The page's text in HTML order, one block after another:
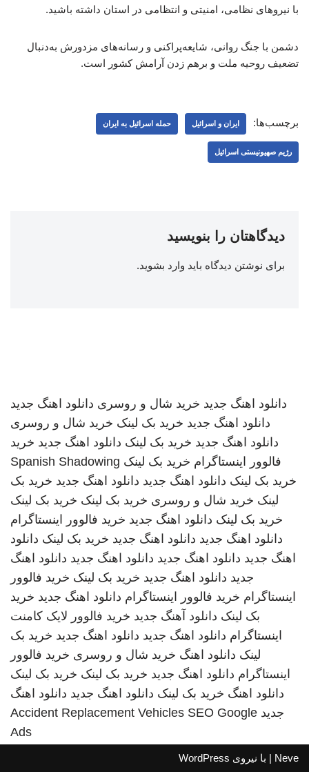
با نیروهای نظامی، امنیتی و انتظامی در استان داشته باشید.
دشمن با جنگ روانی، شایعه‌پراکنی و رسانه‌های مزدورش به‌دنبال
تضعیف روحیه ملت و برهم زدن آرامش کشور است.
برچسب‌ها: ایران و اسرائیل حمله اسرائیل به ایران
رژیم صهیونیستی اسرائیل
دیدگاهتان را بنویسید
برای نوشتن دیدگاه باید وارد بشوید.
دانلود اهنگ جدید خرید شال و روسری دانلود اهنگ جدید
دانلود اهنگ جدید خرید بک لینک خرید شال و روسری
دانلود اهنگ جدید خرید بک لینک دانلود اهنگ جدید خرید
فالوور اینستاگرام خرید بک لینک Spanish Shadowing
خرید بک لینک دانلود اهنگ جدید دانلود اهنگ جدید خرید بک
لینک خرید شال و روسری خرید بک لینک خرید بک لینک
خرید بک لینک دانلود اهنگ جدید خرید فالوور اینستاگرام
دانلود اهنگ جدید دانلود اهنگ جدید خرید بک لینک دانلود
اهنگ جدید دانلود اهنگ جدید دانلود اهنگ جدید دانلود اهنگ
جدید دانلود اهنگ جدید خرید بک لینک خرید فالوور
اینستاگرام خرید فالوور اینستاگرام دانلود اهنگ جدید خرید
بک لینک دانلود آهنگ جدید خرید فالوور لایک کامنت
اینستاگرام دانلود اهنگ جدید دانلود اهنگ جدید خرید بک
لینک دانلود اهنگ خرید شال و روسری خرید فالوور
اینستاگرام دانلود اهنگ جدید خرید بک لینک خرید بک لینک
دانلود اهنگ خرید بک لینک دانلود اهنگ جدید دانلود اهنگ
جدید
Accident Replacement Vehicles SEO Google
Ads
Neve | با نیروی WordPress